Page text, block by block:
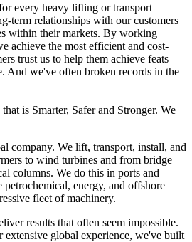
every heavy lifting or transport
term relationships with our customers
within their markets. By working
achieve the most efficient and cost-
trust us to help them achieve feats
And we've often broken records in the
is Smarter, Safer and Stronger. We
company. We lift, transport, install, and
to wind turbines and from bridge
columns. We do this in ports and
energy, and offshore
fleet of machinery.
results that often seem impossible.
extensive global experience, we've built